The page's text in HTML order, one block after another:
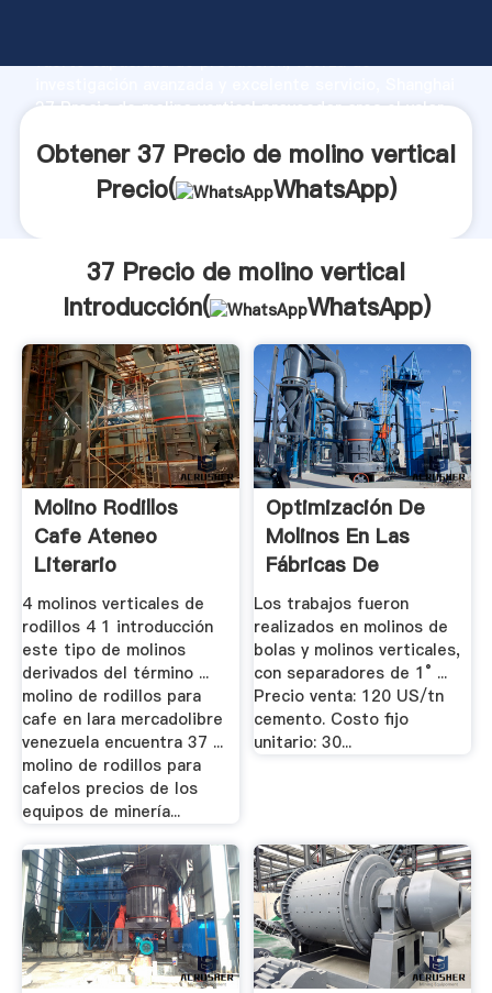
fuerte capacidad de producción, fuerza de
37 Precio de molino vertical proveedor crea el valor
Obtener 37 Precio de molino vertical
Precio(
WhatsApp)
37 Precio de molino vertical
Introducción(
WhatsApp)
Molino Rodillos
Cafe Ateneo
Literario
4 molinos verticales de
rodillos 4 1 introducción
este tipo de molinos
derivados del término ...
molino de rodillos para
cafe en lara mercadolibre
venezuela encuentra 37 ...
molino de rodillos para
cafelos precios de los
equipos de minería...
Optimización De
Molinos En Las
Fábricas De
Cemento .
Los trabajos fueron
realizados en molinos de
bolas y molinos verticales,
con separadores de 1° ...
Precio venta: 120 US/tn
cemento. Costo fijo
unitario: 30...